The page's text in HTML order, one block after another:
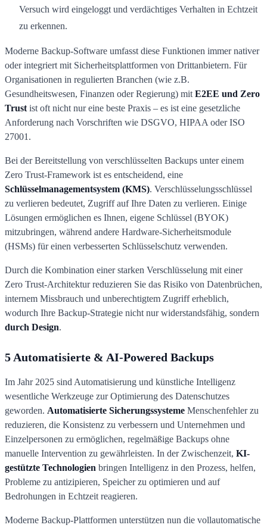
Versuch wird eingeloggt und verdächtiges Verhalten in Echtzeit
zu erkennen.
Moderne Backup-Software umfasst diese Funktionen immer nativer
oder integriert mit Sicherheitsplattformen von Drittanbietern. Für
Organisationen in regulierten Branchen (wie z.B.
Gesundheitswesen, Finanzen oder Regierung) mit E2EE und Zero
Trust ist oft nicht nur eine beste Praxis – es ist eine gesetzliche
Anforderung nach Vorschriften wie DSGVO, HIPAA oder ISO
27001.
Bei der Bereitstellung von verschlüsselten Backups unter einem
Zero Trust-Framework ist es entscheidend, eine
Schlüsselmanagementsystem (KMS). Verschlüsselungsschlüssel
zu verlieren bedeutet, Zugriff auf Ihre Daten zu verlieren. Einige
Lösungen ermöglichen es Ihnen, eigene Schlüssel (BYOK)
mitzubringen, während andere Hardware-Sicherheitsmodule
(HSMs) für einen verbesserten Schlüsselschutz verwenden.
Durch die Kombination einer starken Verschlüsselung mit einer
Zero Trust-Architektur reduzieren Sie das Risiko von Datenbrüchen,
internem Missbrauch und unberechtigtem Zugriff erheblich,
wodurch Ihre Backup-Strategie nicht nur widerstandsfähig, sondern
durch Design.
5 Automatisierte & AI-Powered Backups
Im Jahr 2025 sind Automatisierung und künstliche Intelligenz
wesentliche Werkzeuge zur Optimierung des Datenschutzes
geworden. Automatisierte Sicherungssysteme Menschenfehler zu
reduzieren, die Konsistenz zu verbessern und Unternehmen und
Einzelpersonen zu ermöglichen, regelmäßige Backups ohne
manuelle Intervention zu gewährleisten. In der Zwischenzeit, KI-
gestützte Technologien bringen Intelligenz in den Prozess, helfen,
Probleme zu antizipieren, Speicher zu optimieren und auf
Bedrohungen in Echtzeit reagieren.
Moderne Backup-Plattformen unterstützen nun die vollautomatische